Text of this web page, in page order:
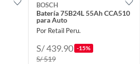
BOSCH
Batería 75B24L 55Ah CCA510
para Auto
Por Retail Peru.
S/ 439.90 -15%
S/ 519